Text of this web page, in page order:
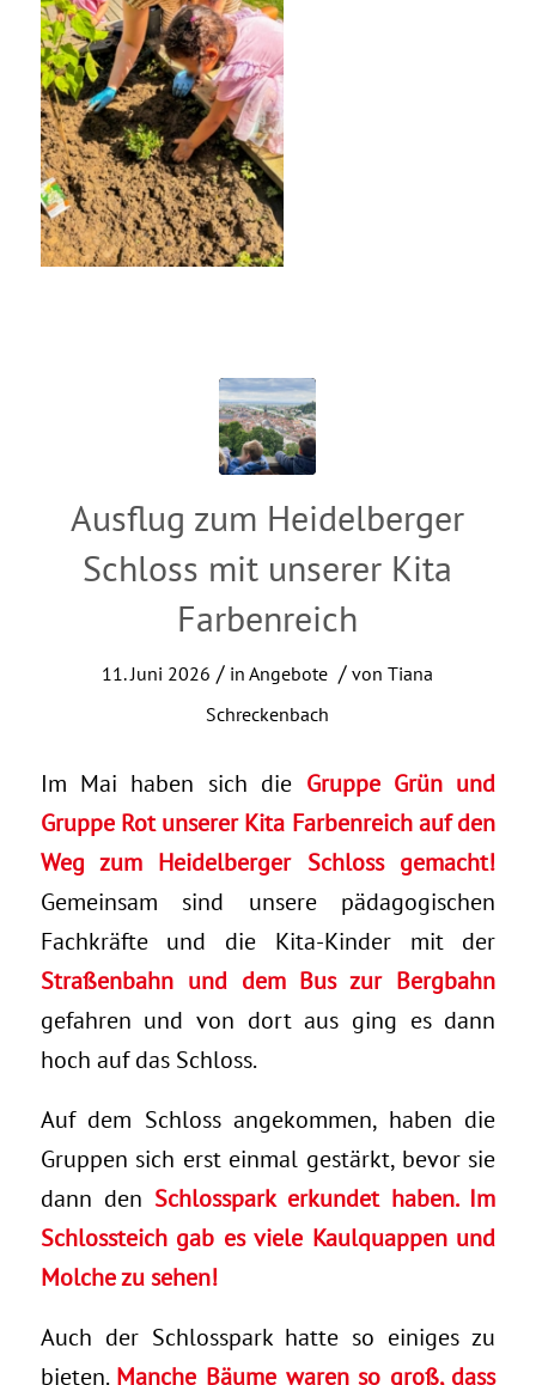
Ausflug zum Heidelberger
Schloss mit unserer Kita
Farbenreich
11. Juni 2026 / inAngebote / vonTiana
Schreckenbach
Im Mai haben sich die Gruppe Grün und
Gruppe Rot unserer Kita Farbenreich auf den
Weg zum Heidelberger Schloss gemacht!
Gemeinsam sind unsere pädagogischen
Fachkräfte und die Kita-Kinder mit der
Straßenbahn und dem Bus zur Bergbahn
gefahren und von dort aus ging es dann
hoch auf das Schloss.
Auf dem Schloss angekommen, haben die
Gruppen sich erst einmal gestärkt, bevor sie
dann den Schlosspark erkundet haben. Im
Schlossteich gab es viele Kaulquappen und
Molche zu sehen!
Auch der Schlosspark hatte so einiges zu
bieten. Manche Bäume waren so groß, dass